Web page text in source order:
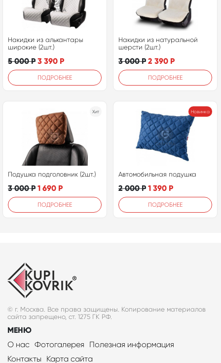
Накидки из алькантары
широкие (2шт.)
5 000Р 3 390 Р
ПОДРОБНЕЕ
Накидки из натуральной
шерсти (2шт.)
3 000Р 2 390 Р
ПОДРОБНЕЕ
Хит
Подушка подголовник (2шт.)
3 000Р 1 690 Р
ПОДРОБНЕЕ
Новинка
Автомобильная подушка
2 000Р 1 390 Р
ПОДРОБНЕЕ
© г. Москва. Все права защищены. Копирование материалов
сайта запрещено, ст. 1275 ГК РФ.
МЕНЮ
О нас Фотогалерея
Полезная информация
Контакты
Карта сайта